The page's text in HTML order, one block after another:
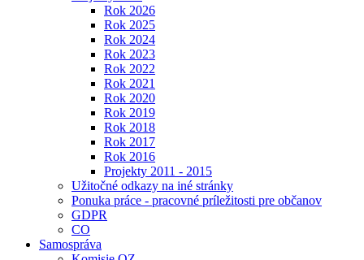
Rok 2026
Rok 2025
Rok 2024
Rok 2023
Rok 2022
Rok 2021
Rok 2020
Rok 2019
Rok 2018
Rok 2017
Rok 2016
Projekty 2011 - 2015
Užitočné odkazy na iné stránky
Ponuka práce - pracovné príležitosti pre občanov
GDPR
CO
Samospráva